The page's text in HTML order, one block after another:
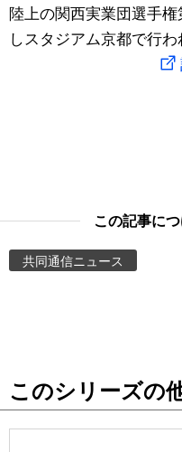
文化
動画/Live
お知らせ
スポーツ・東京2020
陸上の関西実業団選手
しスタジアム京都で行
この記事に
共同通信ニュース
このシリーズの